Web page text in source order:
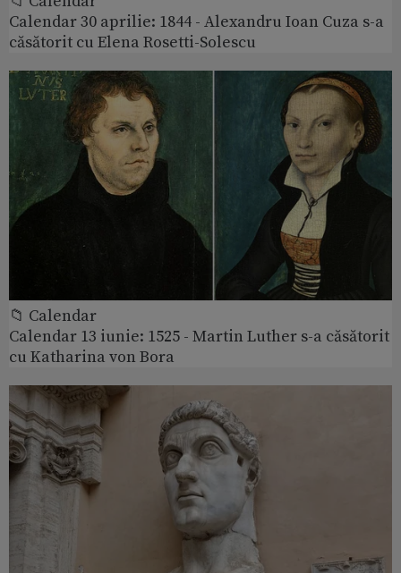
Calendar 30 aprilie: 1844 - Alexandru Ioan Cuza s-a
căsătorit cu Elena Rosetti-Solescu
📁 Calendar
Calendar 13 iunie: 1525 - Martin Luther s-a căsătorit
cu Katharina von Bora